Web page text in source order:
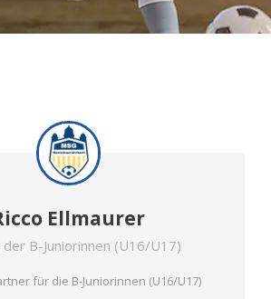
Ellmaurer
B-Juniorinnen (U16/U17)
für die B-Juniorinnen (U16/U17)